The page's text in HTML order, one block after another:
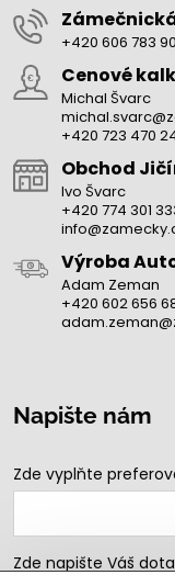
+420 606 783
Cenové
Michal Švarc
+420 723 470
Obchod
Ivo Švarc
+420 774 301
Výroba
Adam Zeman
+420 602 656
Napište nám
Zde vyplňte
Zde napište Váš